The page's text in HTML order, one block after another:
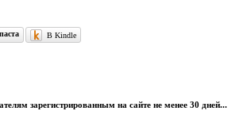
В Kindle
зарегистрированным на сайте не менее 30 дней...